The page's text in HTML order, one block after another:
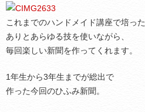
これまでのハンドメイド講座で培った
ありとあらゆる技を使いながら、
毎回楽しい新聞を作ってくれます。
1年生から3年生までが総出で
作った今回のひふみ新聞。